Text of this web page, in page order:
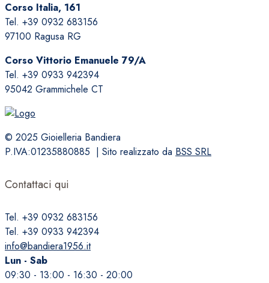
Le
opzioni
possono
scelte
nella
pagina
Corso Italia, 161
Tel. +39 0932 683156
97100 Ragusa RG
Corso Vittorio Emanuele 79/A
Tel. +39 0933 942394
95042 Grammichele CT
© 2025 Gioielleria Bandiera
P.IVA:01235880885 | Sito realizzato da BSS SRL
Contattaci qui
Tel. +39 0932 683156
Tel. +39 0933 942394
info@bandiera1956.it
Lun - Sab
09:30 - 13:00 - 16:30 - 20:00